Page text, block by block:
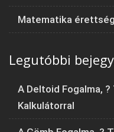
Matematika
Legutóbbi
A Deltoid Fogalma,
Kalkulátorral